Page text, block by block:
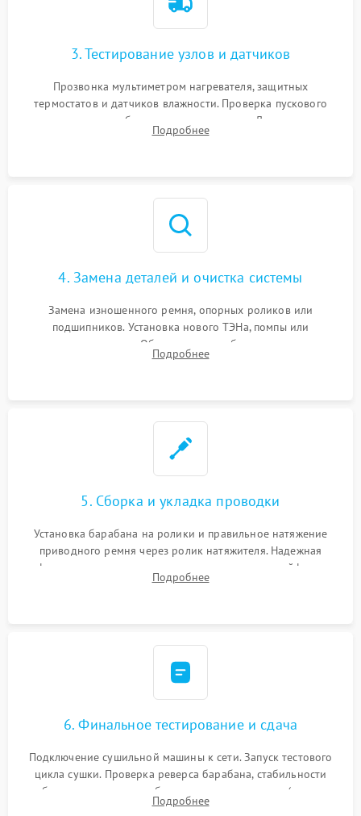
3. Тестирование узлов и датчиков
Прозвонка мультиметром нагревателя, защитных
термостатов и датчиков влажности. Проверка пускового
конденсатора, обмоток мотора и помпы. Для машин с
тепловым насосом — диагностика работы компрессора и
Подробнее
4. Замена деталей и очистка системы
Замена изношенного ремня, опорных роликов или
подшипников. Установка нового ТЭНа, помпы или
термодатчиков. Обязательная глубокая очистка
конденсатора, крыльчатки вентилятора и воздуховодов от
Подробнее
5. Сборка и укладка проводки
Установка барабана на ролики и правильное натяжение
приводного ремня через ролик натяжителя. Надежная
фиксация всех узлов, подключение клемм и шлейфов к
модулю управления. Монтаж корпусных панелей, люка и
Подробнее
6. Финальное тестирование и сдача
Подключение сушильной машины к сети. Запуск тестового
цикла сушки. Проверка реверса барабана, стабильности
набора температуры, работы дренажного насоса (откачка
конденсата) и отсутствия посторонних скрипов, стуков или
Подробнее